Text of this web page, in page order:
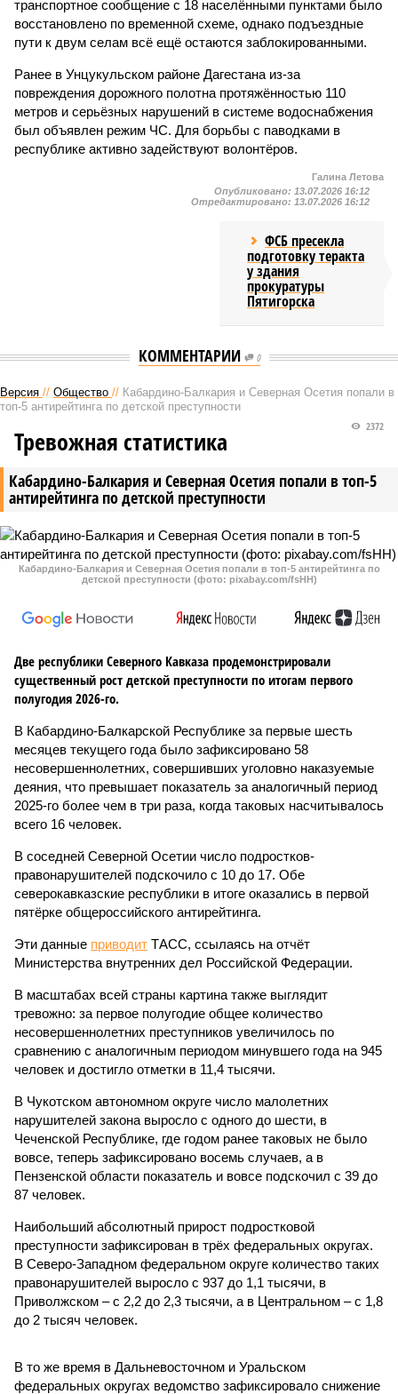
транспортное сообщение с 18 населёнными пунктами было
восстановлено по временной схеме, однако подъездные
пути к двум селам всё ещё остаются заблокированными.
Ранее в Унцукульском районе Дагестана из-за
повреждения дорожного полотна протяжённостью 110
метров и серьёзных нарушений в системе водоснабжения
был объявлен режим ЧС. Для борьбы с паводками в
республике активно задействуют волонтёров.
Галина Летова
Опубликовано: 13.07.2026 16:12
Отредактировано: 13.07.2026 16:12
ФСБ пресекла
подготовку теракта
у здания
прокуратуры
Пятигорска
КОММЕНТАРИИ 0
Версия // Общество // Кабардино-Балкария и Северная Осетия попали в
топ-5 антирейтинга по детской преступности
Кабардино-Балкария и Северная Осетия попали в топ-5
антирейтинга по детской преступности
2372
Тревожная статистика
Кабардино-Балкария и Северная Осетия попали в топ-5 антирейтинга по
детской преступности (фото: pixabay.com/fsHH)
Две республики Северного Кавказа продемонстрировали
существенный рост детской преступности по итогам первого
полугодия 2026-го.
В Кабардино-Балкарской Республике за первые шесть
месяцев текущего года было зафиксировано 58
несовершеннолетних, совершивших уголовно наказуемые
деяния, что превышает показатель за аналогичный период
2025-го более чем в три раза, когда таковых насчитывалось
всего 16 человек.
В соседней Северной Осетии число подростков-
правонарушителей подскочило с 10 до 17. Обе
северокавказские республики в итоге оказались в первой
пятёрке общероссийского антирейтинга.
Эти данные приводит ТАСС, ссылаясь на отчёт
Министерства внутренних дел Российской Федерации.
В масштабах всей страны картина также выглядит
тревожно: за первое полугодие общее количество
несовершеннолетних преступников увеличилось по
сравнению с аналогичным периодом минувшего года на 945
человек и достигло отметки в 11,4 тысячи.
В Чукотском автономном округе число малолетних
нарушителей закона выросло с одного до шести, в
Чеченской Республике, где годом ранее таковых не было
вовсе, теперь зафиксировано восемь случаев, а в
Пензенской области показатель и вовсе подскочил с 39 до
87 человек.
Наибольший абсолютный прирост подростковой
преступности зафиксирован в трёх федеральных округах.
В Северо-Западном федеральном округе количество таких
правонарушителей выросло с 937 до 1,1 тысячи, в
Приволжском – с 2,2 до 2,3 тысячи, а в Центральном – с 1,8
до 2 тысяч человек.
В то же время в Дальневосточном и Уральском
федеральных округах ведомство зафиксировало снижение